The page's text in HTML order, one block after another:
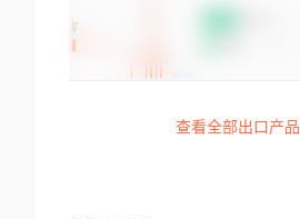
查看全部出口产品